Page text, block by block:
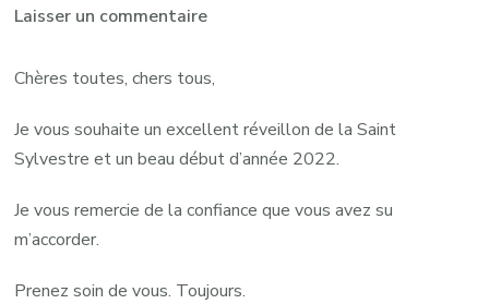
Laisser un commentairesur
Réveillon
Chères toutes, chers tous,
Je vous souhaite un excellent réveillon de la Saint
Sylvestre et un beau début d’année 2022.
Je vous remercie de la confiance que vous avez su
m’accorder.
Prenez soin de vous. Toujours.